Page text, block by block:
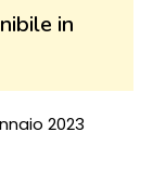
in
2023